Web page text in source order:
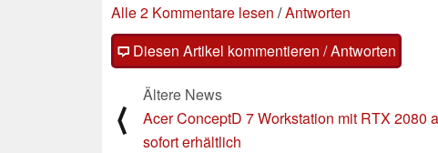
Alle 2 Kommentare lesen /Antworten
Diesen Artikel kommentieren / Antworten
⟨
Ältere News
Acer ConceptD 7 Workstation mit RTX 2080
sofort erhältlich